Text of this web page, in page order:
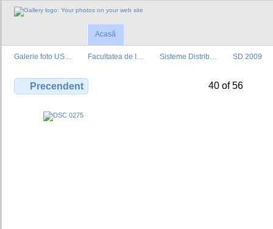
Acasă
Galerie foto US… Facultatea de I… Sisteme Distrib… SD 2009
Precendent 40 of 56